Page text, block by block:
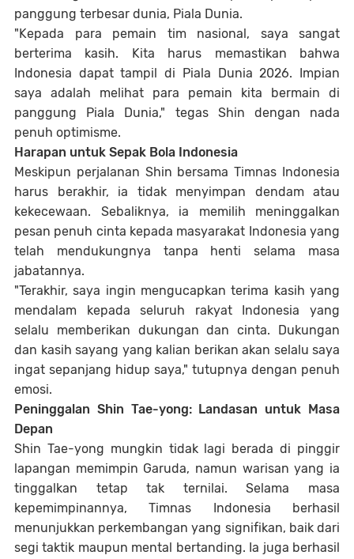
panggung terbesar dunia, Piala Dunia.
"Kepada para pemain tim nasional, saya sangat
berterima kasih. Kita harus memastikan bahwa
Indonesia dapat tampil di Piala Dunia 2026. Impian
saya adalah melihat para pemain kita bermain di
panggung Piala Dunia," tegas Shin dengan nada
penuh optimisme.
Harapan untuk Sepak Bola Indonesia
Meskipun perjalanan Shin bersama Timnas Indonesia
harus berakhir, ia tidak menyimpan dendam atau
kekecewaan. Sebaliknya, ia memilih meninggalkan
pesan penuh cinta kepada masyarakat Indonesia yang
telah mendukungnya tanpa henti selama masa
jabatannya.
"Terakhir, saya ingin mengucapkan terima kasih yang
mendalam kepada seluruh rakyat Indonesia yang
selalu memberikan dukungan dan cinta. Dukungan
dan kasih sayang yang kalian berikan akan selalu saya
ingat sepanjang hidup saya," tutupnya dengan penuh
emosi.
Peninggalan Shin Tae-yong: Landasan untuk Masa
Depan
Shin Tae-yong mungkin tidak lagi berada di pinggir
lapangan memimpin Garuda, namun warisan yang ia
tinggalkan tetap tak ternilai. Selama masa
kepemimpinannya, Timnas Indonesia berhasil
menunjukkan perkembangan yang signifikan, baik dari
segi taktik maupun mental bertanding. Ia juga berhasil